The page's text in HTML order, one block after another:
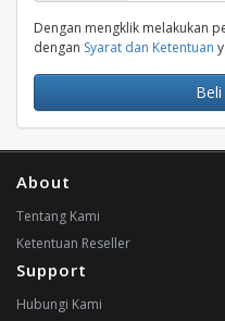
Dengan mengklik melakukan
dengan Syarat dan Ketentuan
About
Tentang Kami
Ketentuan Reseller
Support
Hubungi Kami